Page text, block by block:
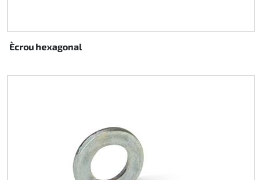
Ècrou hexagonal